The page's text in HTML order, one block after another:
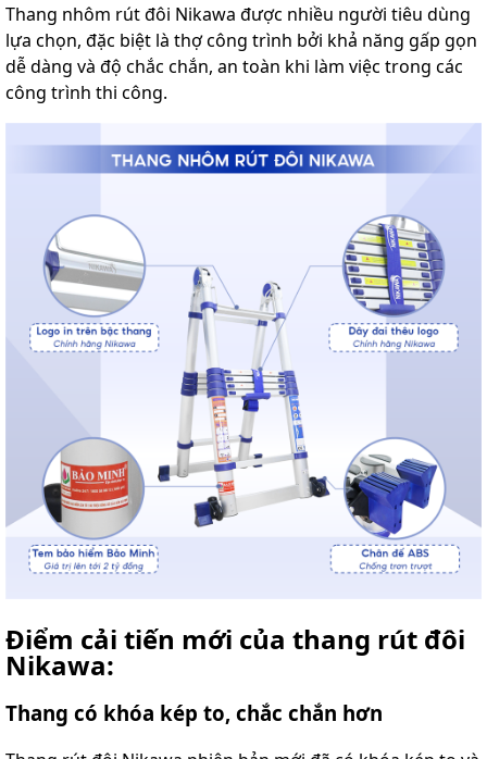
Thang nhôm rút đôi Nikawa được nhiều người tiêu dùng
lựa chọn, đặc biệt là thợ công trình bởi khả năng gấp gọn
dễ dàng và độ chắc chắn, an toàn khi làm việc trong các
công trình thi công.
Điểm cải tiến mới của thang rút đôi
Nikawa:
Thang có khóa kép to, chắc chắn hơn